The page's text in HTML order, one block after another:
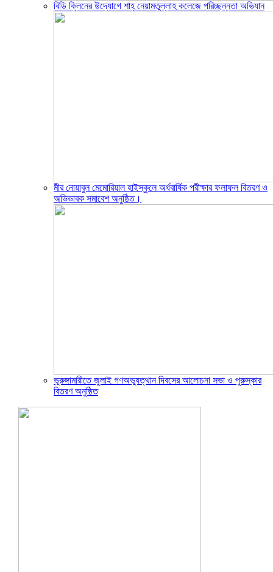
বিডি ক্লিনের উদ্যোগে শাহ্ নেয়ামতুল্লাহ কলেজে পরিচ্ছন্নতা অভিযান
মীর নোয়াবুল মেমোরিয়াল হাইস্কুলে অর্ধবার্ষিক পরীক্ষার ফলাফল বিতরণ ও
অভিভাবক সমাবেশ অনুষ্ঠিত।
ভূরুঙ্গামারীতে জুলাই গণঅভ্যুত্থান দিবসের আলোচনা সভা ও পুরুস্কার
বিতরণ অনুষ্ঠিত